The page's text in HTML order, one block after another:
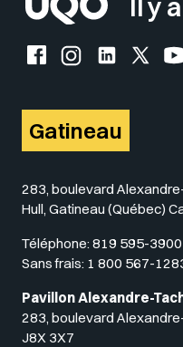
Il y
Facebook de l'UQO
Instagram de
LinkedIn de
X
Gatineau
283, boulevard
Hull, Gatineau (Québec)
Téléphone: 819 595-3900
Sans frais: 1 800 567-
Pavillon Alexandre-
283, boulevard
J8X 3X7